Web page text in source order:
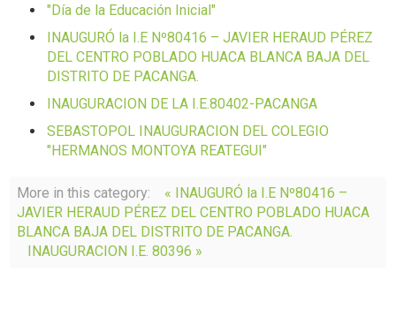
"Día de la Educación Inicial"
INAUGURÓ la I.E Nº80416 – JAVIER HERAUD PÉREZ
DEL CENTRO POBLADO HUACA BLANCA BAJA DEL
DISTRITO DE PACANGA.
INAUGURACION DE LA I.E.80402-PACANGA
SEBASTOPOL INAUGURACION DEL COLEGIO
"HERMANOS MONTOYA REATEGUI"
More in this category:
« INAUGURÓ la I.E Nº80416 –
JAVIER HERAUD PÉREZ DEL CENTRO POBLADO HUACA
BLANCA BAJA DEL DISTRITO DE PACANGA.
INAUGURACION I.E. 80396 »